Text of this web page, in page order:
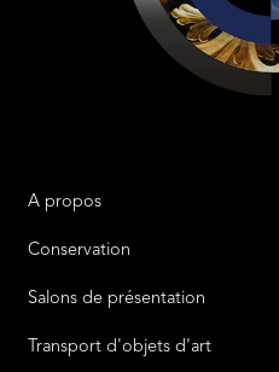
A propos
Conservation
Salons de présentation
Transport d'objets d'art